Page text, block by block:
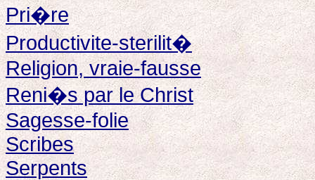
Pri�re
Productivite-sterilit�
Religion, vraie-fausse
Reni�s par le Christ
Sagesse-folie
Scribes
Serpents